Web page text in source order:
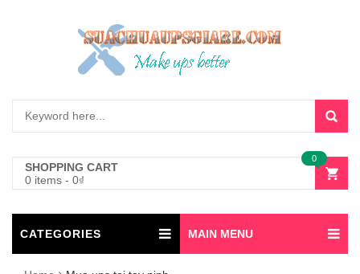
SHOPPING CART
0 items - 0₫
0
CATEGORIES MAIN MENU